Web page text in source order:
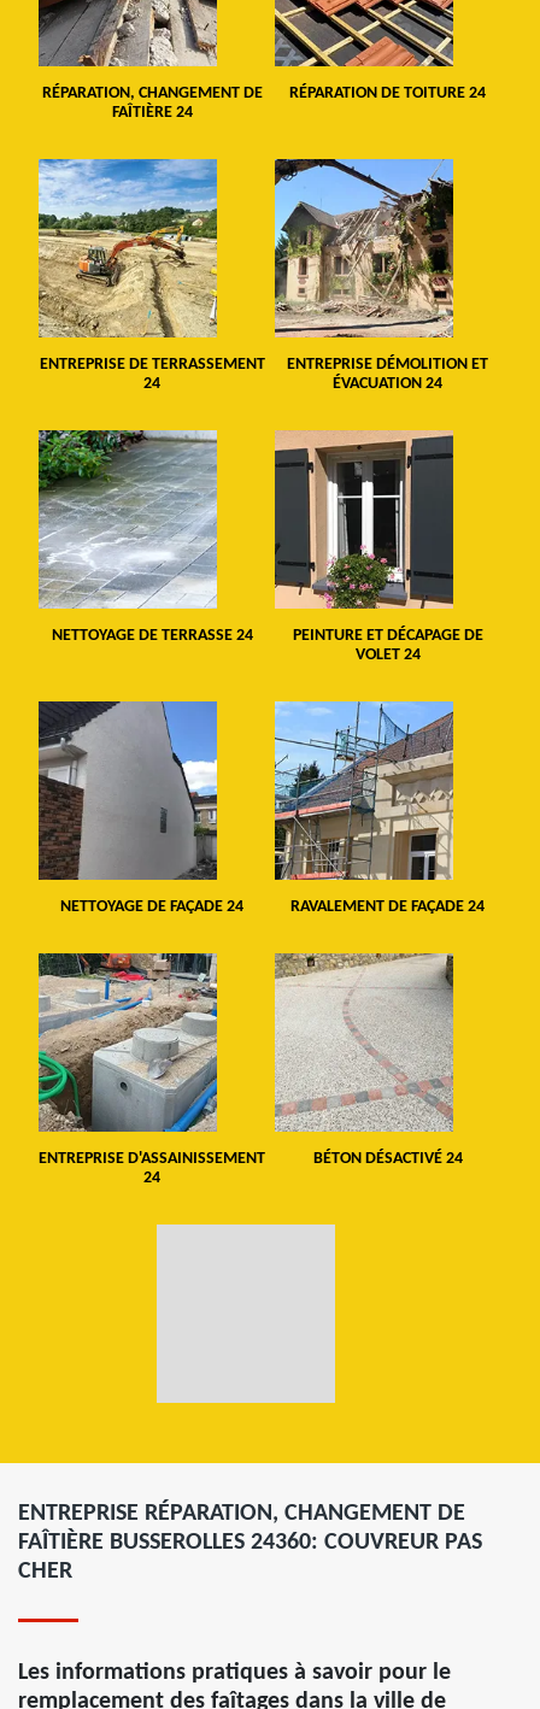
RÉPARATION, CHANGEMENT DE
FAÎTIÈRE 24
RÉPARATION DE TOITURE 24
ENTREPRISE DE TERRASSEMENT
24
ENTREPRISE DÉMOLITION ET
ÉVACUATION 24
NETTOYAGE DE TERRASSE 24
PEINTURE ET DÉCAPAGE DE
VOLET 24
NETTOYAGE DE FAÇADE 24 RAVALEMENT DE FAÇADE 24
ENTREPRISE D'ASSAINISSEMENT
24
BÉTON DÉSACTIVÉ 24
ENTREPRISE RÉPARATION, CHANGEMENT DE
FAÎTIÈRE BUSSEROLLES 24360: COUVREUR PAS
CHER
Les informations pratiques à savoir pour le
remplacement des faîtages dans la ville de